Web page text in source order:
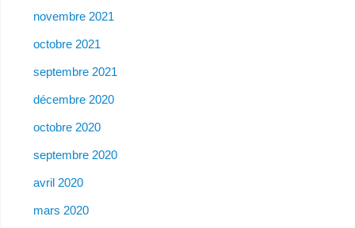
novembre 2021
octobre 2021
septembre 2021
décembre 2020
octobre 2020
septembre 2020
avril 2020
mars 2020